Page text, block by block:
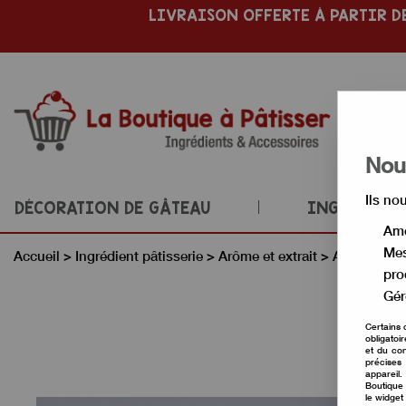
LIVRAISON OFFERTE À PARTIR
DÉCORATION DE GÂTEAU
Accueil > Ingrédient pâtisserie > Arôme et extrait > Arôme
Ils
Certains
et du
le widget